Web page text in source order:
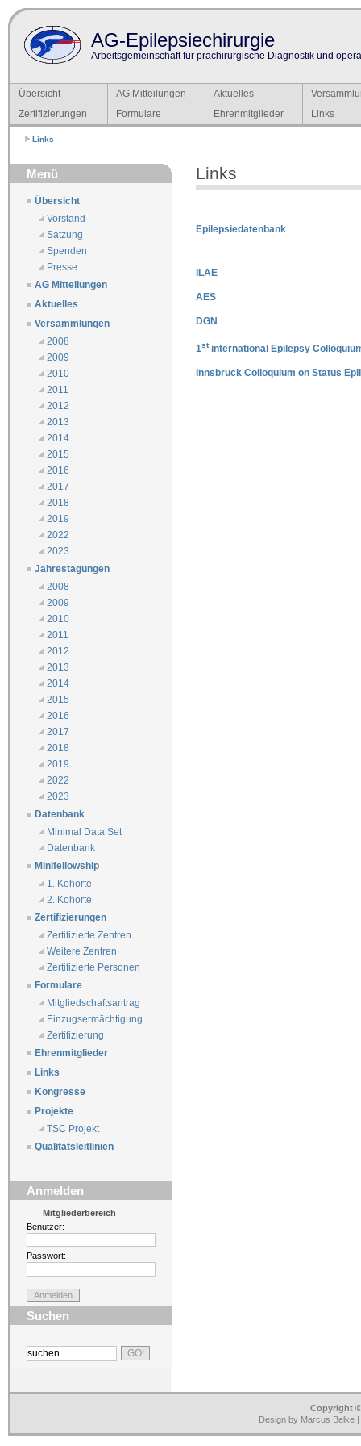
AG-Epilepsiechirurgie
Arbeitsgemeinschaft für prächirurgische Diagnostik und
Übersicht AG Mitteilungen Aktuelles
Zertifizierungen
Formulare Ehrenmitglieder Links
Links
Menü
Übersicht
Vorstand
Satzung
Spenden
Presse
AG Mitteilungen
Aktuelles
Versammlungen
2008
2009
2010
2011
2012
2013
2014
2015
2016
2017
2018
2019
2022
2023
Jahrestagungen
2008
2009
2010
2011
2012
2013
2014
2015
2016
2017
2018
2019
2022
2023
Datenbank
Minimal Data Set
Datenbank
Minifellowship
1. Kohorte
2. Kohorte
Zertifizierungen
Zertifizierte Zentren
Weitere Zentren
Zertifizierte Personen
Formulare
Mitgliedschaftsantrag
Einzugsermächtigung
Zertifizierung
Ehrenmitglieder
Links
Kongresse
Projekte
TSC Projekt
Qualitätsleitlinien
Anmelden
Mitgliederbereich
Benutzer:
Passwort:
Suchen
Links
Epilepsiedatenbank
ILAE
AES
DGN
1stinternational Epilepsy
Innsbruck Colloquium on Status
Copyright
Design by Marcus Belke